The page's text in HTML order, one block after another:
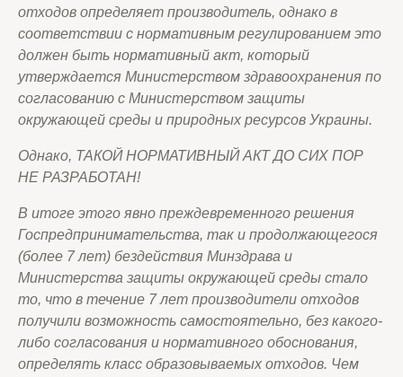
отходов определяет производитель, однако в
соответствии с нормативным регулированием это
должен быть нормативный акт, который
утверждается Министерством здравоохранения по
согласованию с Министерством защиты
окружающей среды и природных ресурсов Украины.
Однако, ТАКОЙ НОРМАТИВНЫЙ АКТ ДО СИХ ПОР
НЕ РАЗРАБОТАН!
В итоге этого явно преждевременного решения
Госпредпринимательства, так и продолжающегося
(более 7 лет) бездействия Минздрава и
Министерства защиты окружающей среды стало
то, что в течение 7 лет производители отходов
получили возможность самостоятельно, без какого-
либо согласования и нормативного обоснования,
определять класс образовываемых отходов. Чем